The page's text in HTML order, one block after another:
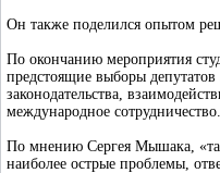
Он также поделился опытом
По окончанию мероприятия
предстоящие выборы депутатов
законодательства,
международное сотрудничество.
По мнению Сергея Мышака,
наиболее острые проблемы,